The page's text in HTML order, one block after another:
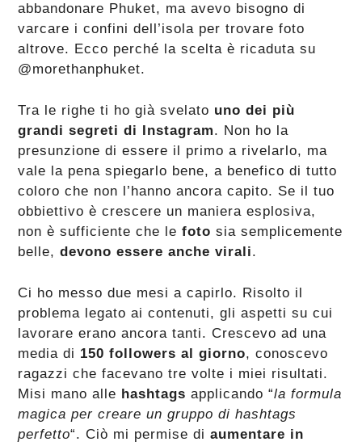
abbandonare Phuket, ma avevo bisogno di
varcare i confini dell’isola per trovare foto
altrove. Ecco perché la scelta è ricaduta su
@morethanphuket.
Tra le righe ti ho già svelato uno dei più
grandi segreti di Instagram. Non ho la
presunzione di essere il primo a rivelarlo, ma
vale la pena spiegarlo bene, a benefico di tutto
coloro che non l’hanno ancora capito. Se il tuo
obbiettivo è crescere un maniera esplosiva,
non è sufficiente che le foto sia semplicemente
belle,devono essere anche virali.
Ci ho messo due mesi a capirlo. Risolto il
problema legato ai contenuti, gli aspetti su cui
lavorare erano ancora tanti. Crescevo ad una
media di 150 followers al giorno, conoscevo
ragazzi che facevano tre volte i miei risultati.
Misi mano alle hashtags applicando “la formula
magica per creare un gruppo di hashtags
perfetto“. Ciò mi permise diaumentare in